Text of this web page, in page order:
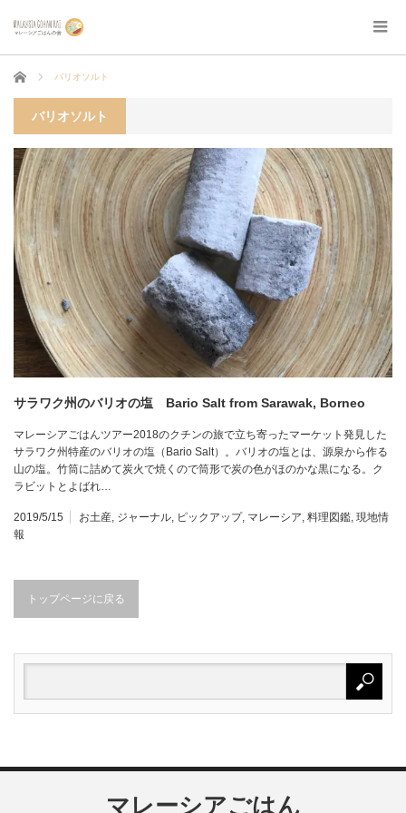
ホーム バリオソルト
バリオソルト
サラワク州のバリオの塩 Bario Salt from Sarawak, Borneo
マレーシアごはんツアー2018のクチンの旅で立ち寄ったマーケット発見した
サラワク州特産のバリオの塩（Bario Salt）。バリオの塩とは、源泉から作る
山の塩。竹筒に詰めて炭火で焼くので筒形で炭の色がほのかな黒になる。ク
ラビットとよばれ…
2019/5/15 お土産, ジャーナル, ピックアップ, マレーシア, 料理図鑑, 現地情
報
トップページに戻る
マレーシアごはん